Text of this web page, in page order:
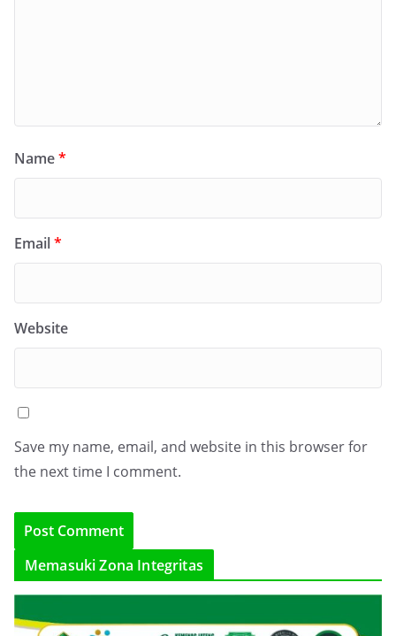
Name*
Email*
Website
Save my name, email, and website in this browser for
the next time I comment.
Memasuki Zona Integritas